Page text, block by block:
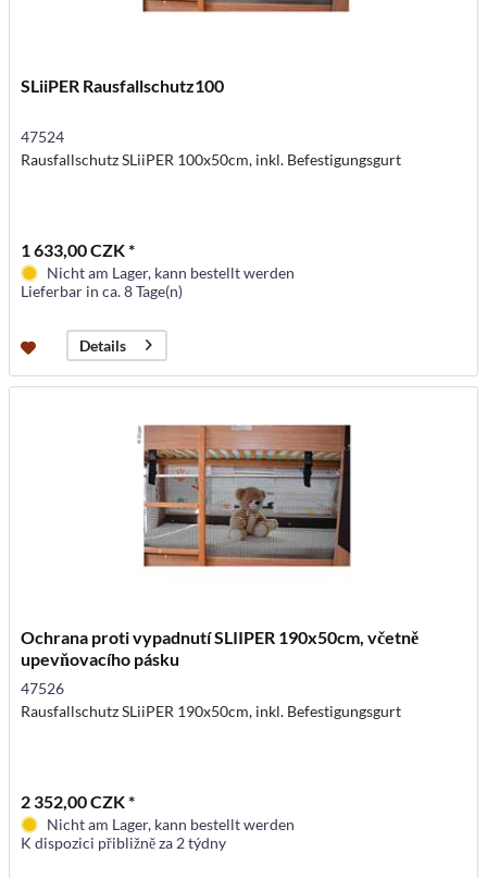
SLiiPER Rausfallschutz100
47524
Rausfallschutz SLiiPER 100x50cm, inkl. Befestigungsgurt
1 633,00 CZK *
Nicht am Lager, kann bestellt werden
Lieferbar in ca. 8 Tage(n)
Details
Ochrana proti vypadnutí SLIIPER 190x50cm, včetně
upevňovacího pásku
47526
Rausfallschutz SLiiPER 190x50cm, inkl. Befestigungsgurt
2 352,00 CZK *
Nicht am Lager, kann bestellt werden
K dispozici přibližně za 2 týdny